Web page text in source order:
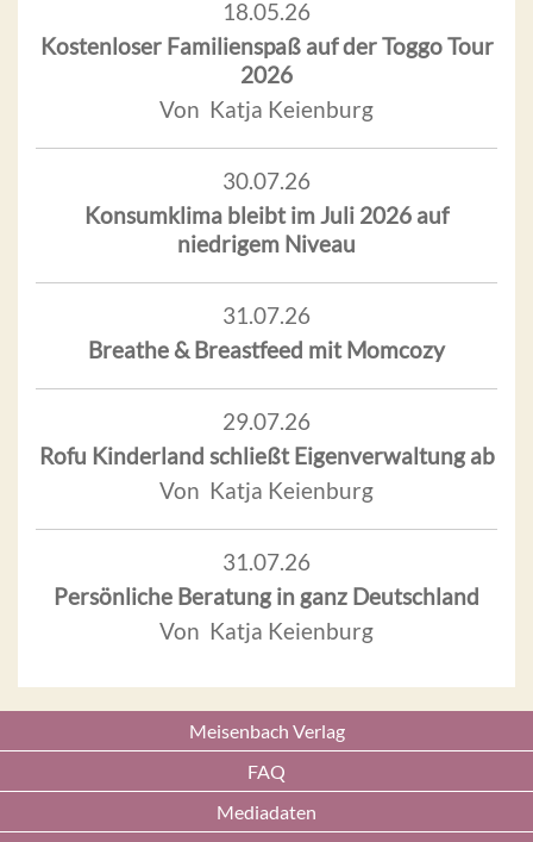
18.05.26
Kostenloser Familienspaß auf der Toggo Tour
2026
Von Katja Keienburg
30.07.26
Konsumklima bleibt im Juli 2026 auf
niedrigem Niveau
31.07.26
Breathe & Breastfeed mit Momcozy
29.07.26
Rofu Kinderland schließt Eigenverwaltung ab
Von Katja Keienburg
31.07.26
Persönliche Beratung in ganz Deutschland
Von Katja Keienburg
Meisenbach Verlag
FAQ
Mediadaten